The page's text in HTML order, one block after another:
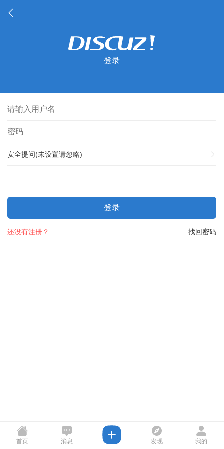
登录
安全提问(未设置请忽略)
登录
找回密码
还没有注册？
首页 消息 发现 我的